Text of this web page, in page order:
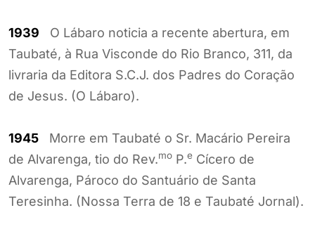
1939 O Lábaro noticia a recente abertura, em
Taubaté, à Rua Visconde do Rio Branco, 311, da
livraria da Editora S.C.J. dos Padres do Coração
de Jesus. (O Lábaro).
1945 Morre em Taubaté o Sr. Macário Pereira
de Alvarenga, tio do Rev.mo P.e Cícero de
Alvarenga, Pároco do Santuário de Santa
Teresinha. (Nossa Terra de 18 e Taubaté Jornal).